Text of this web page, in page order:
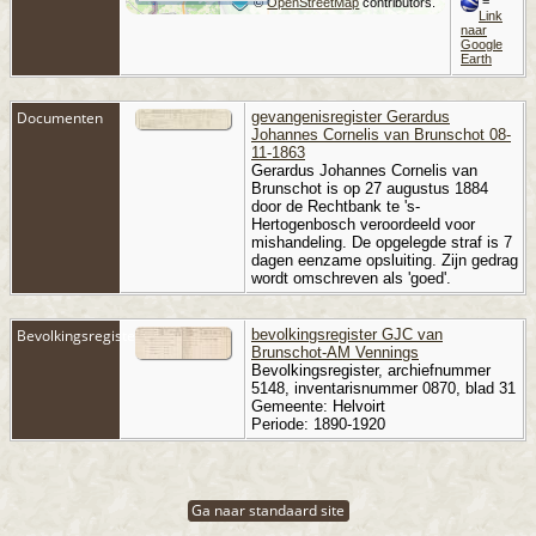
Link
naar
Google
Earth
Documenten
gevangenisregister Gerardus
Johannes Cornelis van Brunschot 08-
11-1863
Gerardus Johannes Cornelis van
Brunschot is op 27 augustus 1884
door de Rechtbank te 's-
Hertogenbosch veroordeeld voor
mishandeling. De opgelegde straf is 7
dagen eenzame opsluiting. Zijn gedrag
wordt omschreven als 'goed'.
Bevolkingsregister
bevolkingsregister GJC van
Brunschot-AM Vennings
Bevolkingsregister, archiefnummer
5148, inventarisnummer 0870, blad 31
Gemeente: Helvoirt
Periode: 1890-1920
Ga naar standaard site